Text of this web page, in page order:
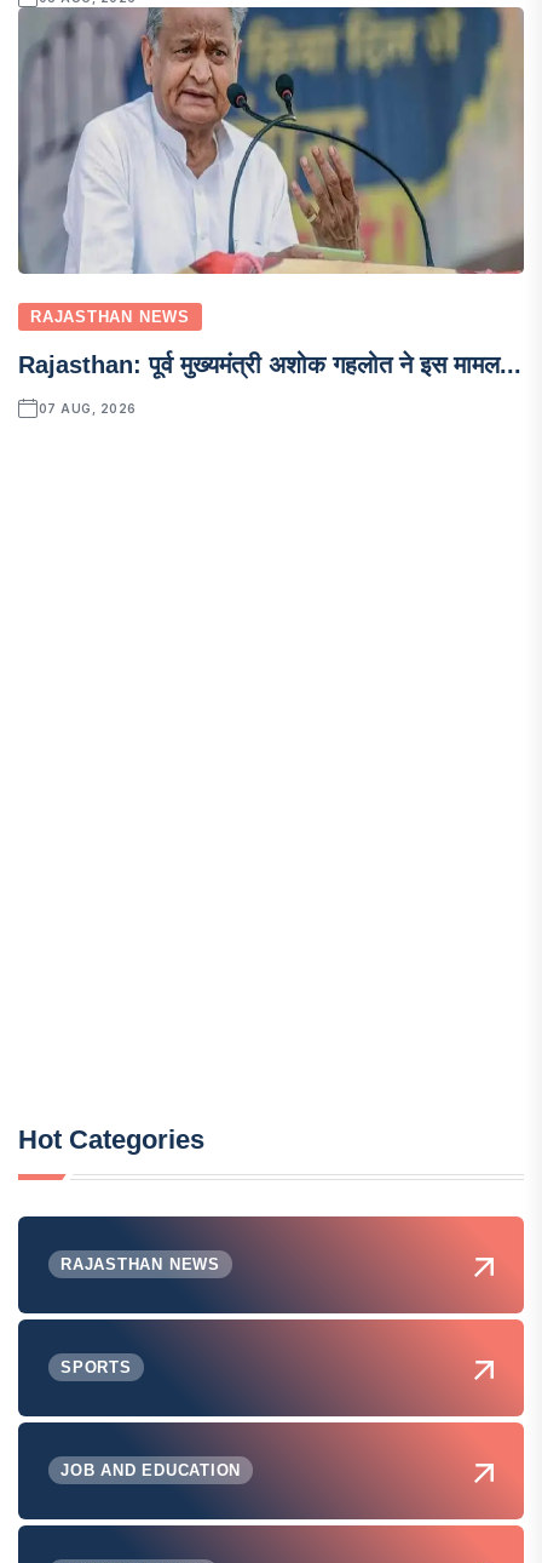
RAJASTHAN NEWS
Rajasthan: पूर्व मुख्यमंत्री अशोक गहलोत ने इस मामल...
07 AUG, 2026
Hot Categories
RAJASTHAN NEWS
SPORTS
JOB AND EDUCATION